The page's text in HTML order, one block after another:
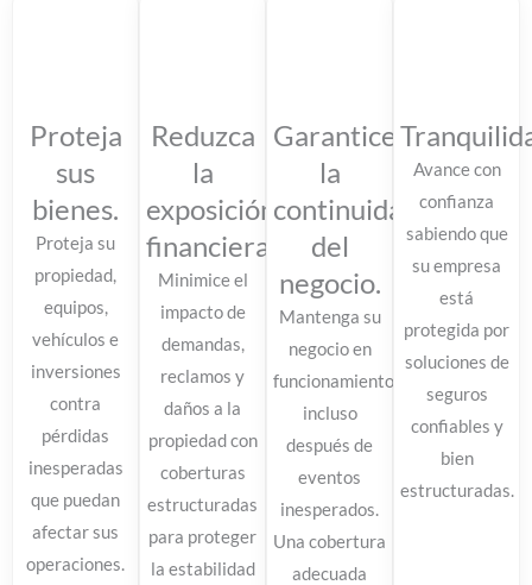
Proteja
sus
bienes.
Proteja su
propiedad,
equipos,
vehículos e
inversiones
contra
pérdidas
inesperadas
que puedan
afectar sus
operaciones.
Reduzca
la
exposición
financiera.
Minimice el
impacto de
demandas,
reclamos y
daños a la
propiedad con
coberturas
estructuradas
para proteger
la estabilidad
Garantice
la
continuidad
del
negocio.
Mantenga su
negocio en
funcionamiento
incluso
después de
eventos
inesperados.
Una cobertura
adecuada
Avance con
confianza
sabiendo que
su empresa
está
protegida por
soluciones de
seguros
confiables y
bien
estructuradas.